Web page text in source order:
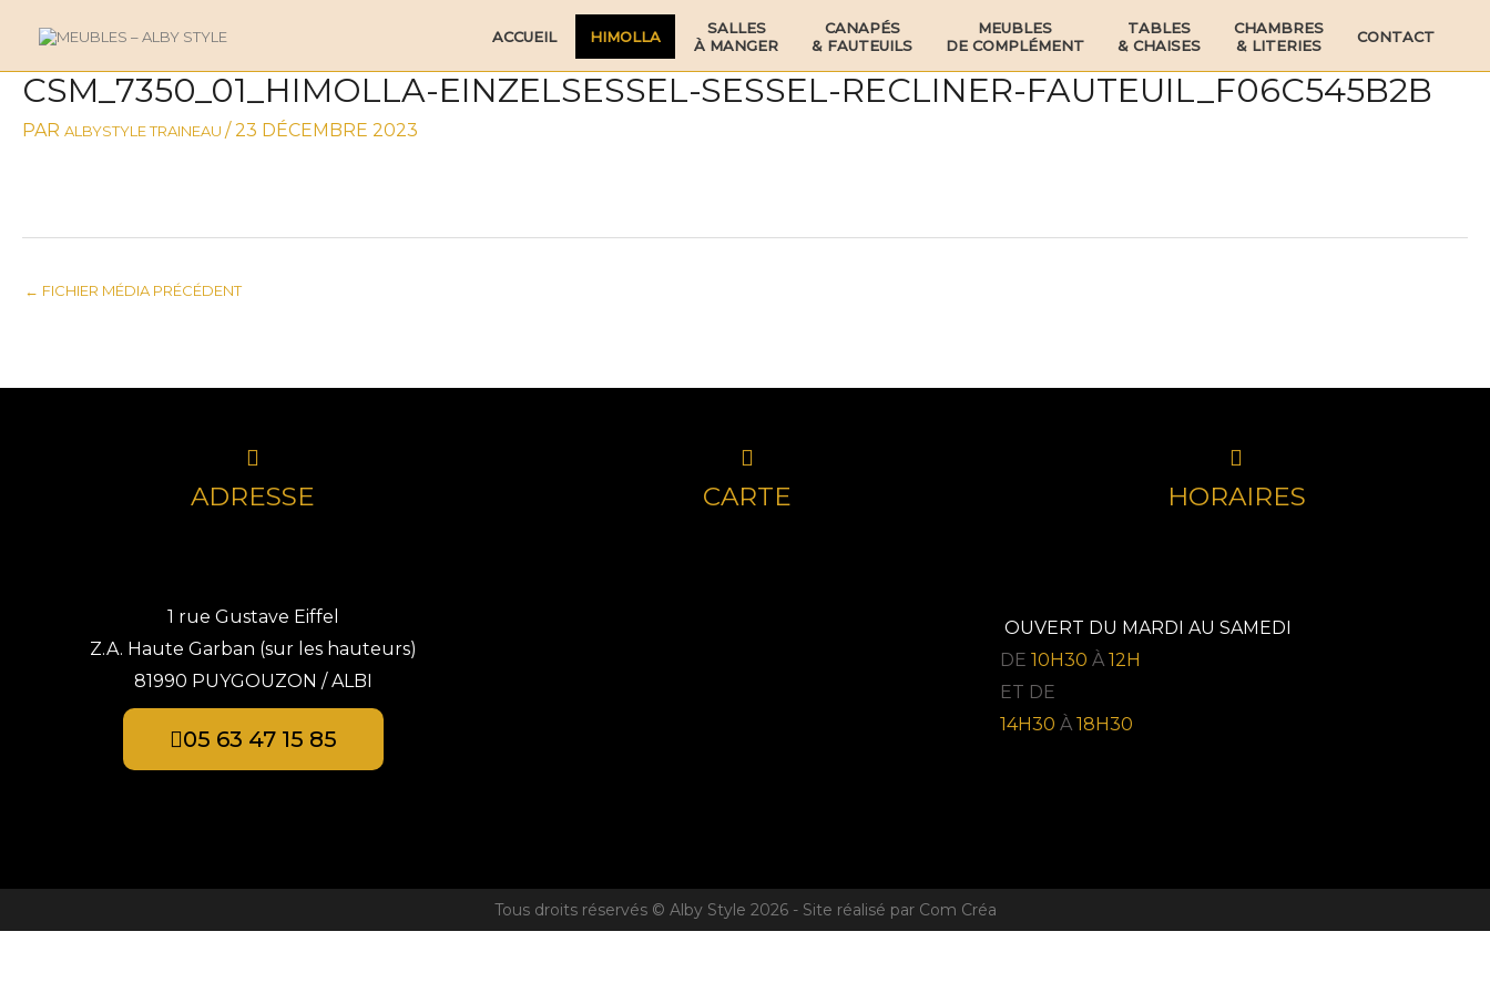
CONTENU
ACCUEIL HIMOLLA
SALLES
À MANGER
CANAPÉS
& FAUTEUILS
MEUBLES
DE COMPLÉMENT
TABLES
& CHAISES
CHAMBRES
& LITERIES
CONTACT
CSM_7350_01_HIMOLLA-EINZELSESSEL-SESSEL-RECLINER-FAUTEUIL_F06C545B2B
PAR ALBYSTYLE TRAINEAU /23 DÉCEMBRE 2023
NAVIGATION
DES
← FICHIER MÉDIA PRÉCÉDENT
ADRESSE
1 rue Gustave Eiffel
Z.A. Haute Garban (sur les hauteurs)
81990 PUYGOUZON / ALBI
05 63 47 15 85
CARTE HORAIRES
OUVERT DU MARDI AU SAMEDI
DE 10H30 À 12H
ET DE
14H30 À 18H30
Tous droits réservés © Alby Style 2026 - Site réalisé par Com Créa